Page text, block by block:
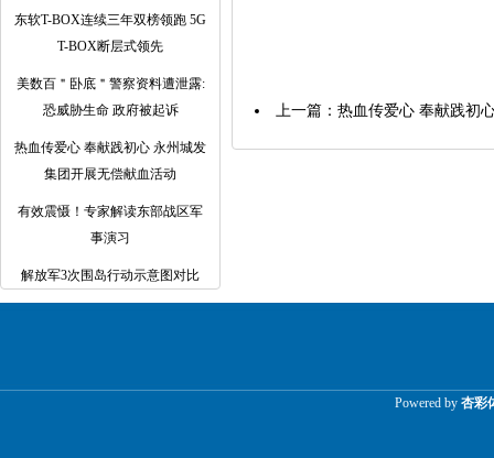
东软T-BOX连续三年双榜领跑 5G
T-BOX断层式领先
美数百＂卧底＂警察资料遭泄露:
恐威胁生命 政府被起诉
热血传爱心 奉献践初心 永州城发
集团开展无偿献血活动
有效震慑！专家解读东部战区军
事演习
解放军3次围岛行动示意图对比
上一篇： 热血传爱心 奉献践初
Powered by 杏彩